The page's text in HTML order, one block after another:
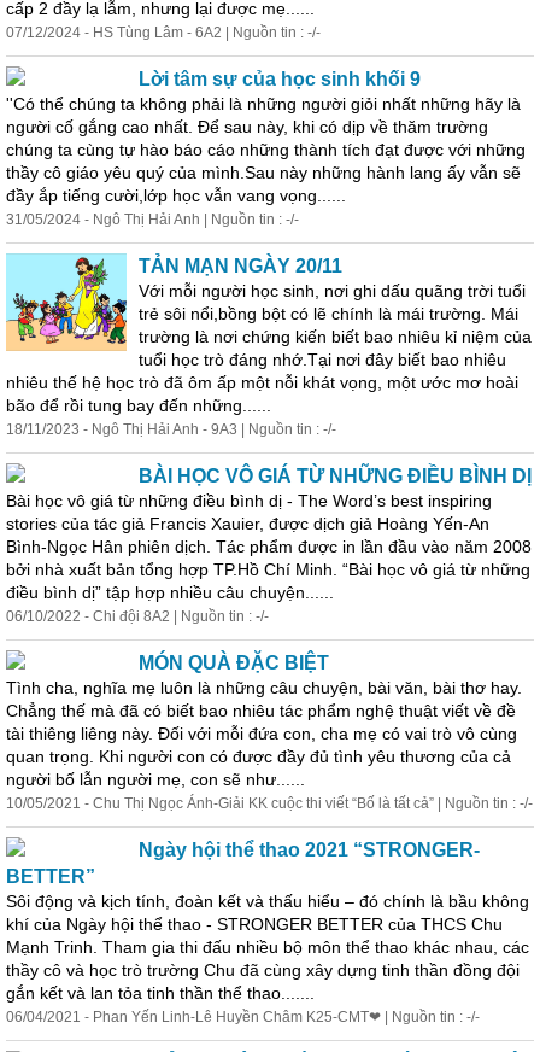
cấp 2 đầy lạ lẫm, nhưng lại được mẹ......
07/12/2024 - HS Tùng Lâm - 6A2 | Nguồn tin : -/-
Lời tâm sự của học sinh khối 9
''Có thể chúng ta không phải là những người giỏi nhất những hãy là
người cố gắng cao nhất. Để sau này, khi có dịp về thăm trường
chúng ta cùng tự hào báo cáo những thành tích đạt được với những
thầy cô giáo yêu quý của mình.Sau này những hành lang ấy vẫn sẽ
đầy ắp tiếng cười,lớp học vẫn vang vọng......
31/05/2024 - Ngô Thị Hải Anh | Nguồn tin : -/-
TẢN MẠN NGÀY 20/11
Với mỗi người học sinh, nơi ghi dấu quãng trời tuổi
trẻ sôi nổi,bồng bột có lẽ chính là mái trường. Mái
trường là nơi chứng kiến biết bao nhiêu kỉ niệm của
tuổi học trò đáng nhớ.Tại nơi đây biết bao nhiêu
nhiêu thế hệ học trò đã ôm ấp một nỗi khát vọng, một ước mơ hoài
bão để rồi tung bay đến những......
18/11/2023 - Ngô Thị Hải Anh - 9A3 | Nguồn tin : -/-
BÀI HỌC VÔ GIÁ TỪ NHỮNG ĐIỀU BÌNH DỊ
Bài học vô giá từ những điều bình dị - The Word’s best inspiring
stories của tác giả Francis Xauier, được dịch giả Hoàng Yến-An
Bình-Ngọc Hân phiên dịch. Tác phẩm được in lần đầu vào năm 2008
bởi nhà xuất bản tổng hợp TP.Hồ Chí Minh. “Bài học vô giá từ những
điều bình dị” tập hợp nhiều câu chuyện......
06/10/2022 - Chi đội 8A2 | Nguồn tin : -/-
MÓN QUÀ ĐẶC BIỆT
Tình cha, nghĩa mẹ luôn là những câu chuyện, bài văn, bài thơ hay.
Chẳng thế mà đã có biết bao nhiêu tác phẩm nghệ thuật viết về đề
tài thiêng liêng này. Đối với mỗi đứa con, cha mẹ có vai trò vô cùng
quan trọng. Khi người con có được đầy đủ tình yêu thương của cả
người bố lẫn người mẹ, con sẽ như......
10/05/2021 - Chu Thị Ngọc Ánh-Giải KK cuộc thi viết “Bố là tất cả” | Nguồn tin : -/-
Ngày hội thể thao 2021 “STRONGER-
BETTER”
Sôi động và kịch tính, đoàn kết và thấu hiểu – đó chính là bầu không
khí của Ngày hội thể thao - STRONGER BETTER của THCS Chu
Mạnh Trinh. Tham gia thi đấu nhiều bộ môn thể thao khác nhau, các
thầy cô và học trò trường Chu đã cùng xây dựng tinh thần đồng đội
gắn kết và lan tỏa tinh thần thể thao.......
06/04/2021 - Phan Yến Linh-Lê Huyền Châm K25-CMT❤ | Nguồn tin : -/-